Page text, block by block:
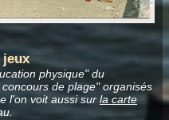
jeux
physique" du
de plage" organisés
l'on voit aussi sur la carte